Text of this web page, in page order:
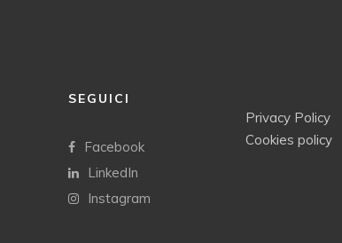
SEGUICI
Facebook
LinkedIn
Instagram
Privacy Policy
Cookies policy